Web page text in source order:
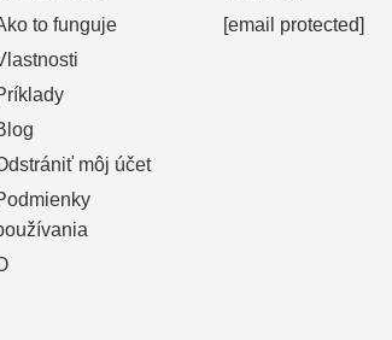
to funguje
môj účet
[email protected]